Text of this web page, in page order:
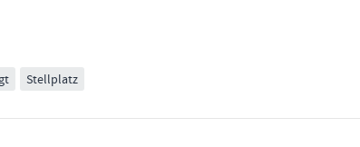
Stellplatz